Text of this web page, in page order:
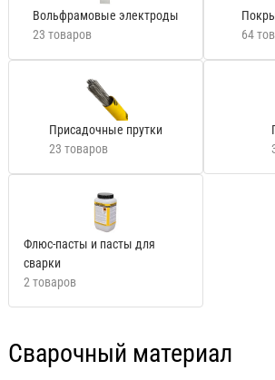
Вольфрамовые электроды
23 товаров
64
Присадочные прутки
23 товаров
Флюс-пасты и пасты для
сварки
2 товаров
Сварочный материал